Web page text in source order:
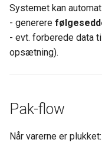
Systemet kan
- generere
- evt. forberede data
opsætning).
Pak-flow
Når varerne er plukket: